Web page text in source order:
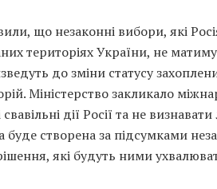
що незаконні вибори, які
територіях України, не
до зміни статусу
Міністерство закликало
дії Росії та не
буде створена за підсумками
які будуть ними